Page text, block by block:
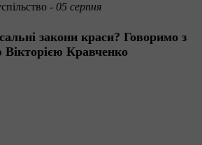
- 05 серпня
закони краси? Говоримо з
Вікторією Кравченко